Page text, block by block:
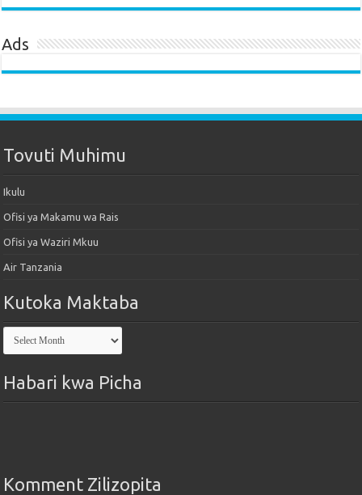
Ads
Tovuti Muhimu
Ikulu
Ofisi ya Makamu wa Rais
Ofisi ya Waziri Mkuu
Air Tanzania
Kutoka Maktaba
Kutoka
Maktaba
Habari kwa Picha
Komment Zilizopita